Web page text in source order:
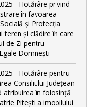
- Hotărâre privind
în favoarea
și Protecția
teren și clădire în care
de Zi pentru
Domnești
- Hotărâre pentru
Consiliului Județean
atribuirea în folosință
Pitești a imobilului